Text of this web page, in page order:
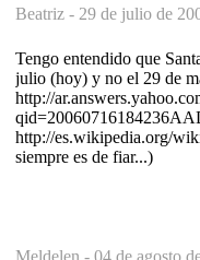
Beatriz - 29 de julio de
Tengo entendido que
julio (hoy) y no el 29 de
http://
http://es.wikipedia.org/
siempre es de fiar...)
Meldelen - 04 de agosto